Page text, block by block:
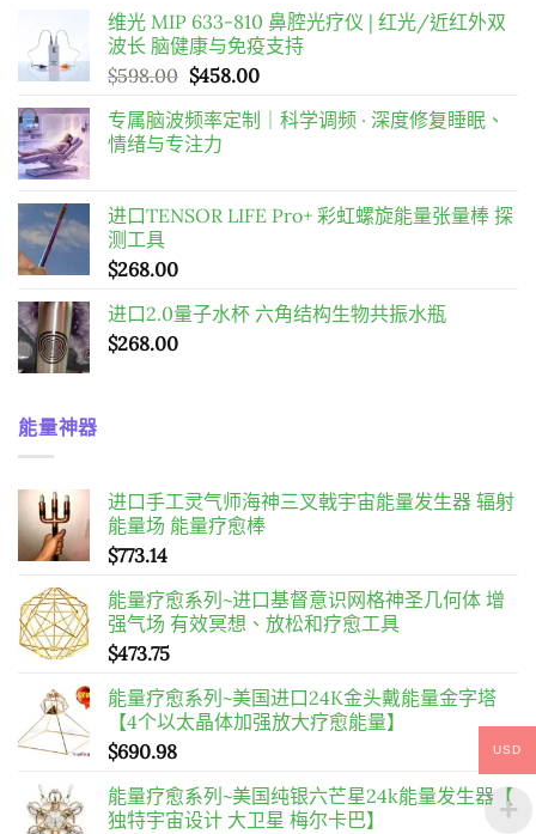
维光 MIP 633-810 鼻腔光疗仪 | 红光/近红外双
波长 脑健康与免疫支持
$598.00 原
價
格：
$458.00目
價
专属脑波频率定制｜科学调频 · 深度修复睡眠、
情绪与专注力
进口TENSOR LIFE Pro+ 彩虹螺旋能量张量棒 探
测工具
$268.00
进口2.0量子水杯 六角结构生物共振水瓶
$268.00
能量神器
进口手工灵气师海神三叉戟宇宙能量发生器 辐射
能量场 能量疗愈棒
$773.14
能量疗愈系列~进口基督意识网格神圣几何体 增
强气场 有效冥想、放松和疗愈工具
$473.75
能量疗愈系列~美国进口24K金头戴能量金字塔
【4个以太晶体加强放大疗愈能量】
$690.98
能量疗愈系列~美国纯银六芒星24k能量发生器【
独特宇宙设计 大卫星 梅尔卡巴】
USD